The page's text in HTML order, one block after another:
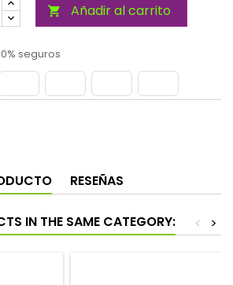
 Añadir al carrito
seguros
RESEÑAS
IN THE SAME CATEGORY: >
<